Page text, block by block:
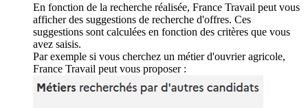
En fonction de la recherche réalisée, France Travail peut vous
afficher des suggestions de recherche d'offres. Ces
suggestions sont calculées en fonction des critères que vous
avez saisis.
Par exemple si vous cherchez un métier d'ouvrier agricole,
France Travail peut vous proposer :